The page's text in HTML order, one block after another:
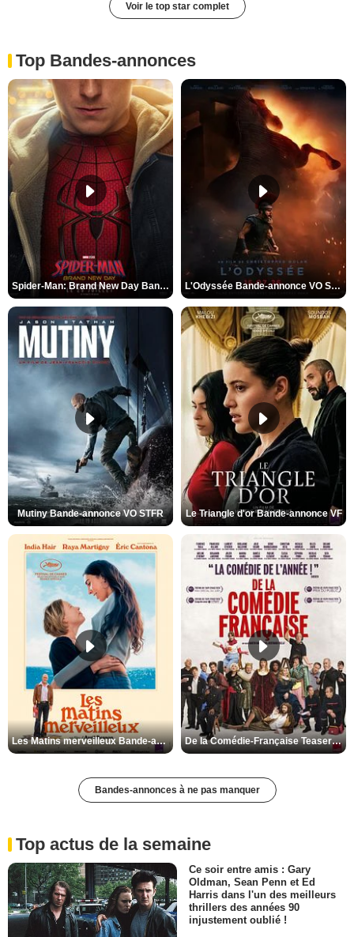
Voir le top star complet
Top Bandes-annonces
Spider-Man: Brand New Day Bande-annonce VO STFR L'Odyssée Bande-annonce VO STFR
Mutiny Bande-annonce VO STFR Le Triangle d'or Bande-annonce VF
Les Matins merveilleux Bande-annonce VF De la Comédie-Française Teaser VF
Bandes-annonces à ne pas manquer
Top actus de la semaine
Ce soir entre amis : Gary
Oldman, Sean Penn et Ed
Harris dans l'un des meilleurs
thrillers des années 90
injustement oublié !